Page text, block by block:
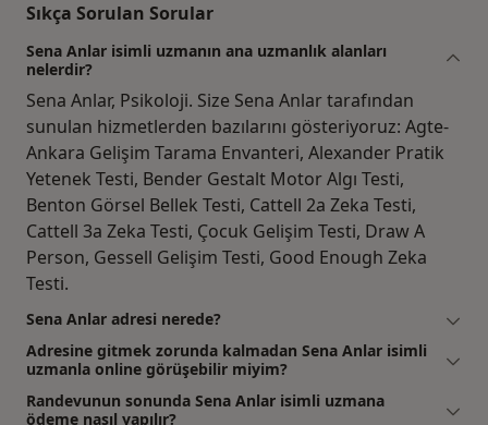
Sıkça Sorulan Sorular
Sena Anlar isimli uzmanın ana uzmanlık alanları
nelerdir?
Sena Anlar, Psikoloji. Size Sena Anlar tarafından
sunulan hizmetlerden bazılarını gösteriyoruz: Agte-
Ankara Gelişim Tarama Envanteri, Alexander Pratik
Yetenek Testi, Bender Gestalt Motor Algı Testi,
Benton Görsel Bellek Testi, Cattell 2a Zeka Testi,
Cattell 3a Zeka Testi, Çocuk Gelişim Testi, Draw A
Person, Gessell Gelişim Testi, Good Enough Zeka
Testi.
Sena Anlar adresi nerede?
Adresine gitmek zorunda kalmadan Sena Anlar isimli
uzmanla online görüşebilir miyim?
Randevunun sonunda Sena Anlar isimli uzmana
ödeme nasıl yapılır?